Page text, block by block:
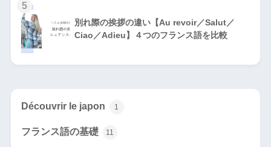
5
別れ際の挨拶の違い【Au revoir／Salut／
Ciao／Adieu】４つのフランス語を比較
Découvrir le japon 1
フランス語の基礎 11